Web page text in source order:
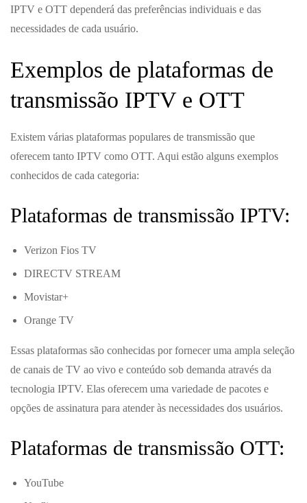
IPTV e OTT dependerá das preferências individuais e das
necessidades de cada usuário.
Exemplos de plataformas de
transmissão IPTV e OTT
Existem várias plataformas populares de transmissão que
oferecem tanto IPTV como OTT. Aqui estão alguns exemplos
conhecidos de cada categoria:
Plataformas de transmissão IPTV:
Verizon Fios TV
DIRECTV STREAM
Movistar+
Orange TV
Essas plataformas são conhecidas por fornecer uma ampla seleção
de canais de TV ao vivo e conteúdo sob demanda através da
tecnologia IPTV. Elas oferecem uma variedade de pacotes e
opções de assinatura para atender às necessidades dos usuários.
Plataformas de transmissão OTT:
YouTube